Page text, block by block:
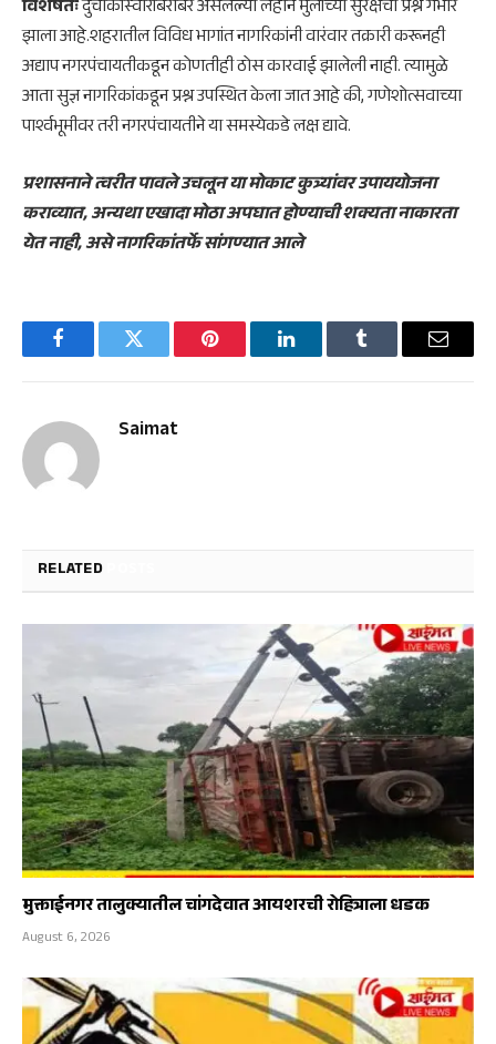
विशेषतःदुचाकीस्वारांबरोबर असलेल्या लहान मुलांच्या सुरक्षेचा प्रश्न गंभीर
झाला आहे.शहरातील विविध भागांत नागरिकांनी वारंवार तक्रारी करूनही
अद्याप नगरपंचायतीकडून कोणतीही ठोस कारवाई झालेली नाही. त्यामुळे
आता सुज्ञ नागरिकांकडून प्रश्न उपस्थित केला जात आहे की, गणेशोत्सवाच्या
पार्श्वभूमीवर तरी नगरपंचायतीने या समस्येकडे लक्ष द्यावे.
प्रशासनाने त्वरीत पावले उचलून या मोकाट कुत्र्यांवर उपाययोजना
कराव्यात, अन्यथा एखादा मोठा अपघात होण्याची शक्यता नाकारता
येत नाही, असे नागरिकांतर्फे सांगण्यात आले
FacebookTwitter Pinterest LinkedInTumblr Email
Saimat
RELATED
मुक्ताईनगर तालुक्यातील चांगदेवात आयशरची रोहित्राला धडक
August 6, 2026